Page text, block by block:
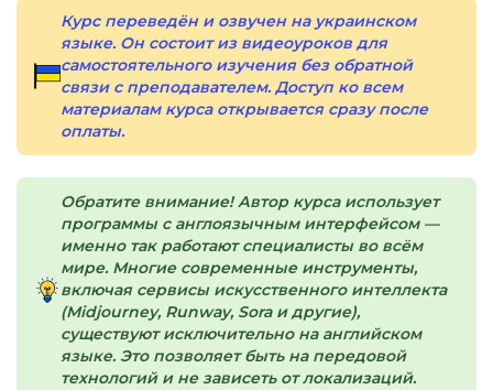
Заполните все поля (почта и пароль).
Оплатите удобным способом (более 8
способов оплаты).
После оплаты появится страница
загрузкам». Нажмите её — и откроется
страница с курсами.
Дополнительно ссылка на курс придёт вам
на email.
Доступ к курсам: без ограничений по
времени.
Курс переведён и озвучен на украинском
языке. Он состоит из видеоуроков для
самостоятельного изучения без обратной
связи с преподавателем. Доступ ко всем
материалам курса открывается сразу после
оплаты.
Обратите внимание! Автор курса использует
программы с англоязычным интерфейсом —
именно так работают специалисты во всём
мире. Многие современные инструменты,
включая сервисы искусственного интеллекта
(Midjourney, Runway, Sora и другие),
существуют исключительно на английском
языке. Это позволяет быть на передовой
технологий и не зависеть от локализаций.